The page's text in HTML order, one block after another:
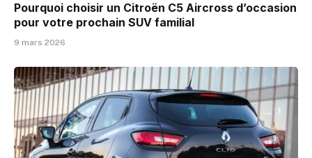
Pourquoi choisir un Citroën C5 Aircross d’occasion
pour votre prochain SUV familial
9 mars 2026